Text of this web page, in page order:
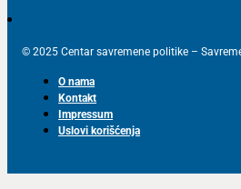
© 2025 Centar savremene politike –
O nama
Kontakt
Impressum
Uslovi korišćenja